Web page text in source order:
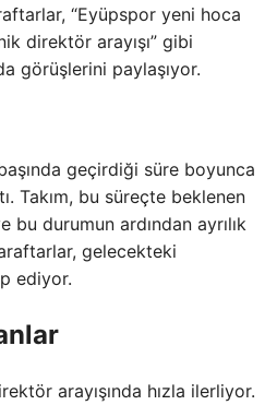
“Eyüpspor yeni hoca
direktör arayışı” gibi
görüşlerini paylaşıyor.
geçirdiği süre boyunca
Takım, bu süreçte beklenen
bu durumun ardından ayrılık
gelecekteki
ediyor.
arayışında hızla ilerliyor.